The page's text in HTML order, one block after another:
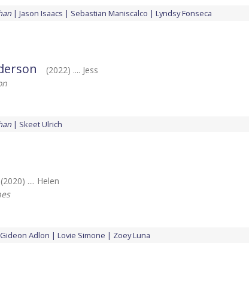
Jason Isaacs Sebastian Maniscalco Lyndsy Fonseca
(2022) .... Jess
Skeet Ulrich
(2020) .... Helen
Gideon Adlon Lovie Simone Zoey Luna